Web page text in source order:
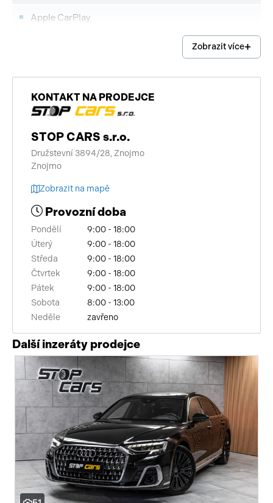
Apple CarPlay
digitální příjem rádia (DAB)
vyhřívaná zrcátka
deaktivace airbagu spolujezdce
bezklíčové odemykání
sledování únavy řidiče
automatické přepínání dálkových světel
elektronická ruční brzda
výškově nastavitelná sedadla
zadní loketní opěrka
LED adaptivní světlomety
360° monitorovací systém (AVM)
řazení pádly pod volantem
kožené čalounění
Zobrazit více
KONTAKT NA PRODEJCE
STOP CARS s.r.o.
Družstevní 3894/28, Znojmo
Znojmo
Zobrazit na mapě
Provozní doba
Pondělí
9:00 - 18:00
Úterý
9:00 - 18:00
Středa
9:00 - 18:00
Čtvrtek
9:00 - 18:00
Pátek
9:00 - 18:00
Sobota
8:00 - 13:00
Neděle
zavřeno
Další inzeráty prodejce